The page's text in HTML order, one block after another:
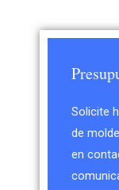
Solicite
de
en